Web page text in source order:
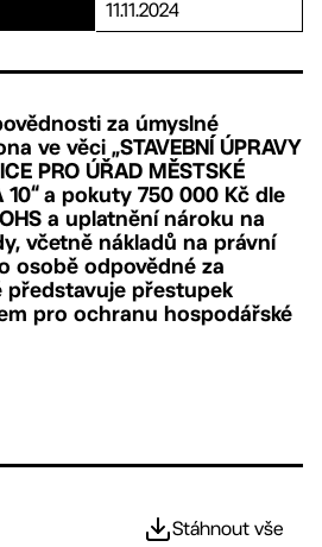
11.11.2024
za úmyslné
ve věci „STAVEBNÍ ÚPRAVY
PRO ÚŘAD MĚSTSKÉ
10“ a pokuty 750 000 Kč dle
a uplatnění nároku na
včetně nákladů na právní
osobě odpovědné za
představuje přestupek
pro ochranu hospodářské
Stáhnout vše